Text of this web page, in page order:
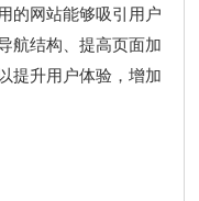
的网站能够吸引用户
航结构、提高页面加
提升用户体验，增加